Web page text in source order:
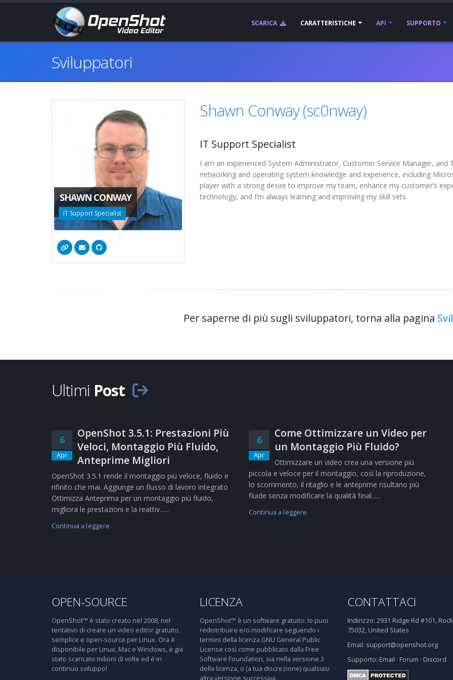
SCARICA CARATTERISTICHE API SUPPORTO
Sviluppatori
SHAWN CONWAY
IT Support Specialist
Shawn Conway (sc0nway)
IT Support Specialist
I am an experienced System Administrator, Customer Service Manager, and
networking and operating system knowledge and experience, including
player with a strong desire to improve my team, enhance my customer’s
technology, and I’m always learning and improving my skill sets.
Per saperne di più sugli sviluppatori, torna alla pagina
Ultimi Post
6
Apr
OpenShot 3.5.1: Prestazioni Più
Veloci, Montaggio Più Fluido,
Anteprime Migliori
OpenShot 3.5.1 rende il montaggio più veloce, fluido e
rifinito che mai. Aggiunge un flusso di lavoro integrato
Ottimizza Anteprima per un montaggio più fluido,
migliora le prestazioni e la reattiv......
Continua a leggere
6
Apr
Come Ottimizzare un Video per
un Montaggio Più Fluido?
Ottimizzare un video crea una versione più
piccola e veloce per il montaggio, così la riproduzione,
lo scorrimento, il ritaglio e le anteprime risultano più
fluide senza modificare la qualità final......
Continua a leggere
OPEN-SOURCE
OpenShot™ è stato creato nel 2008, nel
tentativo di creare un video editor gratuito,
semplice e open-source per Linux. Ora è
disponibile per Linux, Mac e Windows, è gia
stato scaricato milioni di volte ed è in
continuo sviluppo!
LICENZA
OpenShot™ è un software gratuito: lo puoi
redistribuire e/o modificare seguendo i
termini della licenza GNU General Public
License così come pubblicato dalla Free
Software Foundation, sia nella versione 3
della licenza, o (a tua discrezione) qualsiasi
altra versione successiva.
CONTATTACI
Indirizzo: 2931 Ridge Rd #101,
75032, United States
Email: support@openshot.org
Supporto: Email · Forum · Discord